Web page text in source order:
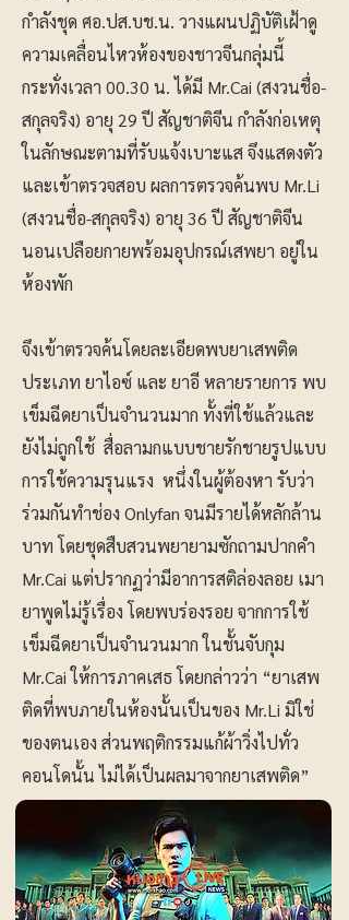
กำลังชุด ศอ.ปส.บช.น. วางแผนปฏิบัติเฝ้าดู
ความเคลื่อนไหวห้องของชาวจีนกลุ่มนี้
กระทั่งเวลา 00.30 น. ได้มี Mr.Cai (สงวนชื่อ-
สกุลจริง) อายุ 29 ปี สัญชาติจีน กำลังก่อเหตุ
ในลักษณะตามที่รับแจ้งเบาะแส จึงแสดงตัว
และเข้าตรวจสอบ ผลการตรวจค้นพบ Mr.Li
(สงวนชื่อ-สกุลจริง) อายุ 36 ปี สัญชาติจีน
นอนเปลือยกายพร้อมอุปกรณ์เสพยา อยู่ใน
ห้องพัก
จึงเข้าตรวจค้นโดยละเอียดพบยาเสพติด
ประเภท ยาไอซ์ และ ยาอี หลายรายการ พบ
เข็มฉีดยาเป็นจำนวนมาก ทั้งที่ใช้แล้วและ
ยังไม่ถูกใช้ สื่อลามกแบบชายรักชายรูปแบบ
การใช้ความรุนแรง หนึ่งในผู้ต้องหา รับว่า
ร่วมกันทำช่อง Onlyfan จนมีรายได้หลักล้าน
บาท โดยชุดสืบสวนพยายามซักถามปากคำ
Mr.Cai แต่ปรากฏว่ามีอาการสติล่องลอย เมา
ยาพูดไม่รู้เรื่อง โดยพบร่องรอย จากการใช้
เข็มฉีดยาเป็นจำนวนมาก ในชั้นจับกุม
Mr.Cai ให้การภาคเสธ โดยกล่าวว่า “ยาเสพ
ติดที่พบภายในห้องนั้นเป็นของ Mr.Li มิใช่
ของตนเอง ส่วนพฤติกรรมแก้ผ้าวิ่งไปทั่ว
คอนโดนั้น ไม่ได้เป็นผลมาจากยาเสพติด”